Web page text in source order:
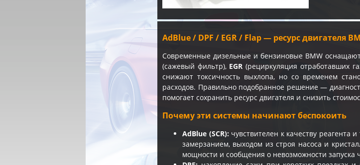
AdBlue / DPF / EGR / Flap — ресурс двигателя
Современные дизельные и бензиновые BMW
(сажевый фильтр), EGR (рециркуляция отработавших
снижают токсичность выхлопа, но со временем
расходов. Правильно подобранное решение —
помогает сохранить ресурс двигателя и снизить
Почему эти системы начинают беспокоить
AdBlue (SCR): чувствителен к качеству
замерзанием, выходом из строя насоса и
мощности и сообщения о невозможности запуска